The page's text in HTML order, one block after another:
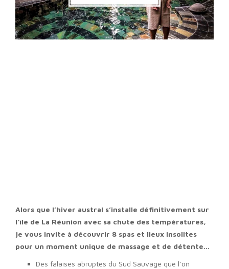
Alors que l’hiver austral s’installe définitivement sur
l’île de La Réunion avec sa chute des températures,
je vous invite à découvrir 8 spas et lieux insolites
pour un moment unique de massage et de détente...
Des falaises abruptes du Sud Sauvage que l’on